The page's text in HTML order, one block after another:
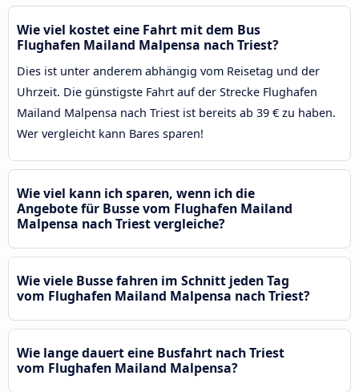
Wie viel kostet eine Fahrt mit dem Bus
Flughafen Mailand Malpensa nach Triest?
Dies ist unter anderem abhängig vom Reisetag und der
Uhrzeit. Die günstigste Fahrt auf der Strecke Flughafen
Mailand Malpensa nach Triest ist bereits ab 39 € zu haben.
Wer vergleicht kann Bares sparen!
Wie viel kann ich sparen, wenn ich die
Angebote für Busse vom Flughafen Mailand
Malpensa nach Triest vergleiche?
Wie viele Busse fahren im Schnitt jeden Tag
vom Flughafen Mailand Malpensa nach Triest?
Wie lange dauert eine Busfahrt nach Triest
vom Flughafen Mailand Malpensa?